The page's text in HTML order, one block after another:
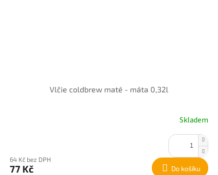
Vlčie coldbrew maté - máta 0,32l
Skladem
64 Kč bez DPH
77 Kč Do košíku